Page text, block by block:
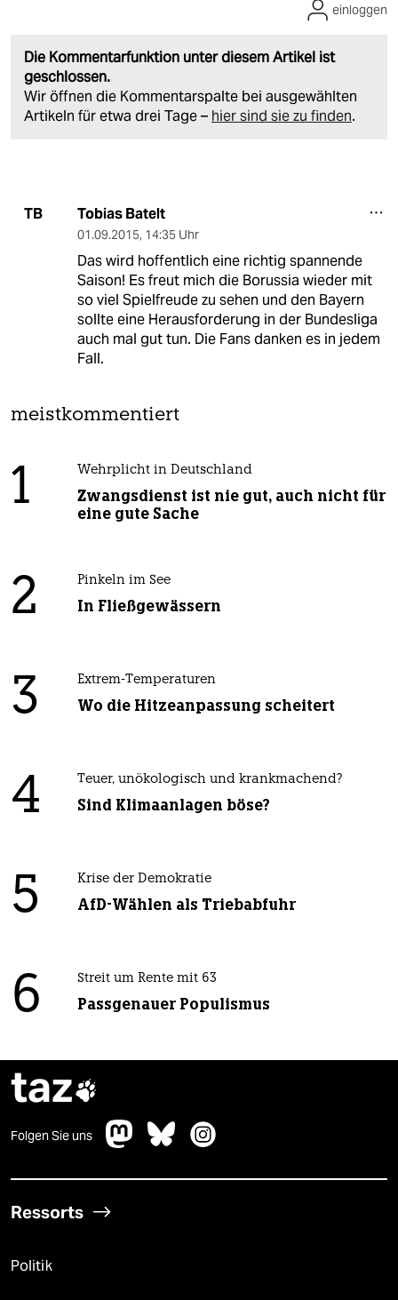
Die Kommentarfunktion unter diesem Artikel ist
geschlossen.
Wir öffnen die Kommentarspalte bei ausgewählten
Artikeln für etwa drei Tage – hier sind sie zu finden.
einloggen
TB Tobias Batelt
01.09.2015, 14:35 Uhr
Das wird hoffentlich eine richtig spannende
Saison! Es freut mich die Borussia wieder mit
so viel Spielfreude zu sehen und den Bayern
sollte eine Herausforderung in der Bundesliga
auch mal gut tun. Die Fans danken es in jedem
Fall.
meistkommentiert
1 Wehrplicht in Deutschland
Zwangsdienst ist nie gut, auch nicht für
eine gute Sache
2 Pinkeln im See
In Fließgewässern
3 Extrem-Temperaturen
Wo die Hitzeanpassung scheitert
4 Teuer, unökologisch und krankmachend?
Sind Klimaanlagen böse?
5 Krise der Demokratie
AfD-Wählen als Triebabfuhr
6 Streit um Rente mit 63
Passgenauer Populismus
taz
Folgen Sie uns
Ressorts
Politik